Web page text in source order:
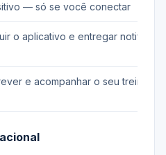
— só se você conectar
o aplicativo e entregar
e acompanhar o seu treino